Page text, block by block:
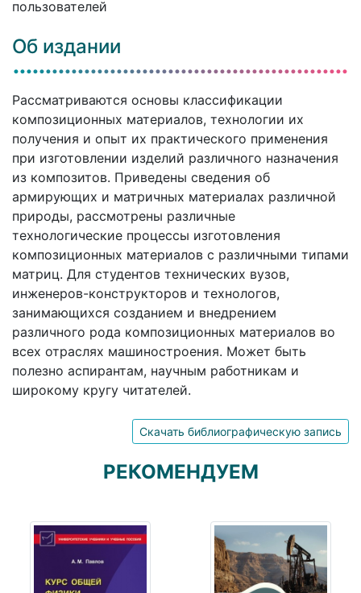
пользователей
Об издании
Рассматриваются основы классификации
композиционных материалов, технологии их
получения и опыт их практического применения
при изготовлении изделий различного назначения
из композитов. Приведены сведения об
армирующих и матричных материалах различной
природы, рассмотрены различные
технологические процессы изготовления
композиционных материалов с различными типами
матриц. Для студентов технических вузов,
инженеров-конструкторов и технологов,
занимающихся созданием и внедрением
различного рода композиционных материалов во
всех отраслях машиностроения. Может быть
полезно аспирантам, научным работникам и
широкому кругу читателей.
Скачать библиографическую запись
РЕКОМЕНДУЕМ